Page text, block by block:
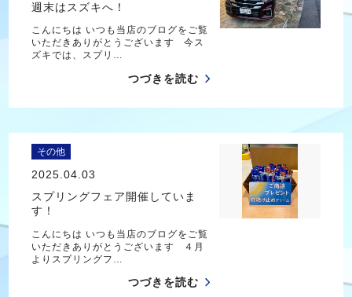
週末はスズキへ！
こんにちは いつも当店のブログをご覧
いただきありがとうございます 今ス
ズキでは、スプリ…
つづきを読む
その他
2025.04.03
スプリングフェア開催していま
す！
こんにちは いつも当店のブログをご覧
いただきありがとうございます ４月
よりスプリングフ…
つづきを読む